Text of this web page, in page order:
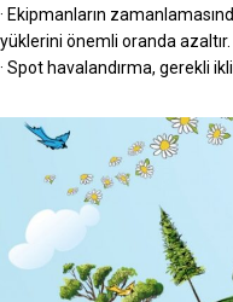
· Ekipmanların
yüklerini önemli oranda azaltır.
· Spot havalandırma, gerekli